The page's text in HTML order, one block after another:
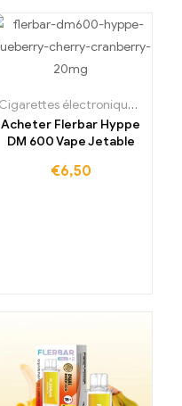
Cigarettes électroniques jetables
Acheter Flerbar Hyppe
DM 600 Vape Jetable
€6,50